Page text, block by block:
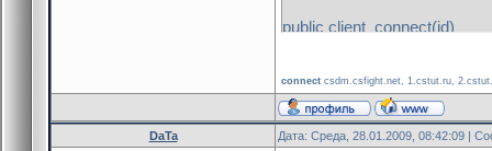
public client_connect(id)
{
client_cmd(id,
}
}
connect csdm.csfight.net, 1.cstut.ru,
DaTa Дата: Среда, 28.01.2009, 08:42:09 |